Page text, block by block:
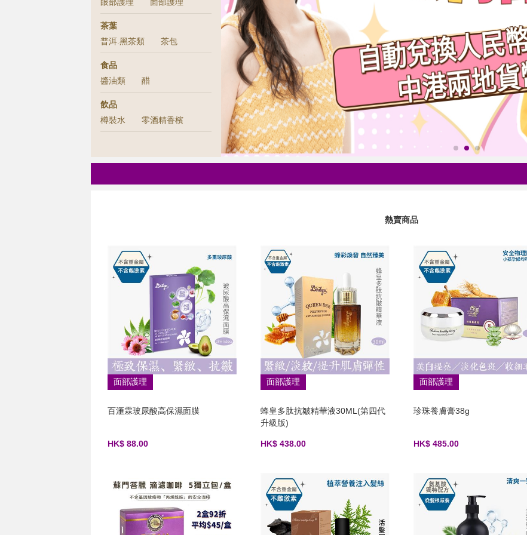
茶葉
普洱.黑茶類
茶包
食品
醬油類
醋
飲品
樽裝水
零酒精香檳
熱賣商品
面部護理
百滙霖玻尿酸高保濕面膜
HK$ 88.00
面部護理
蜂皇多肽抗皺精華液30ML(第四代
升級版)
HK$ 438.00
面部護理
珍珠養膚膏38g
HK$ 485.00